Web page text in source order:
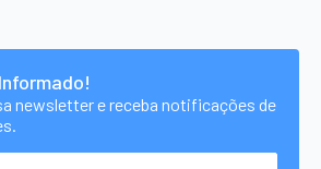
newsletter e receba notificações de